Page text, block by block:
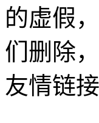
的虚假
们删除
友情链